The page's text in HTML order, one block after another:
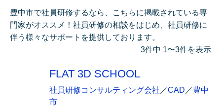
豊中市で社員研修するなら、こちらに掲載されている専
門家がオススメ！社員研修の相談をはじめ、社員研修に
伴う様々なサポートを提供しております。
3件中 1〜3件を表示
FLAT 3D SCHOOL
社員研修コンサルティング会社 ／CAD ／豊中
市